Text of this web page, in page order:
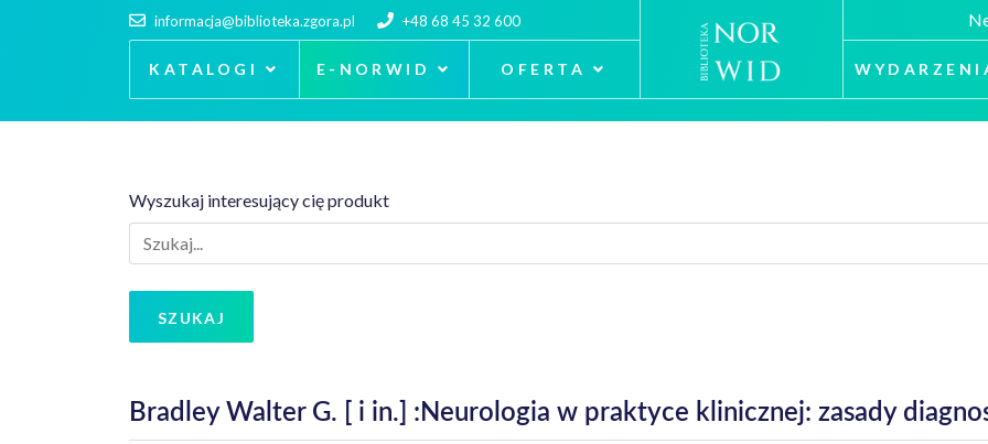
informacja@biblioteka.zgora.pl +48 68 45 32 600
KATALOGI E-NORWID OFERTA
Wyszukaj interesujący cię produkt
SZUKAJ
Bradley Walter G. [ i in.] :Neurologia w praktyce klinicznej: zasady